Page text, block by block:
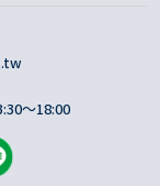
～18:00